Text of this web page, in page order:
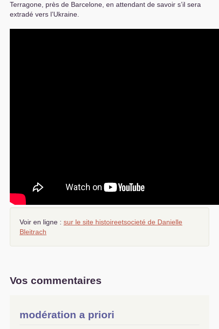
Terragone, près de Barcelone, en attendant de savoir s’il sera
extradé vers l’Ukraine.
Voir en ligne : sur le site histoireetsocieté de Danielle
Bleitrach
Vos commentaires
modération a priori